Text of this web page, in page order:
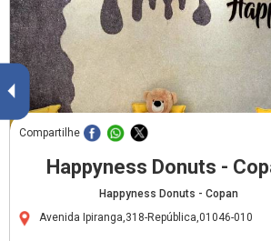
Compartilhe
Happyness Donuts -
Happyness Donuts - Copan
Avenida Ipiranga,318-República,01046-010